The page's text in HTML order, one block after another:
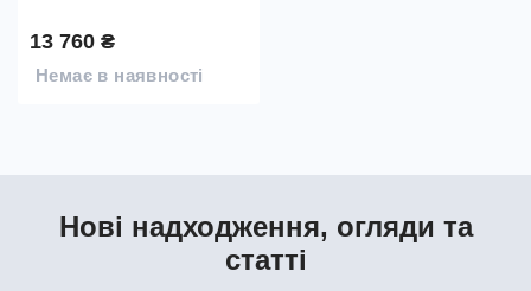
13 760 ₴
Немає в наявності
Нові надходження, огляди та
статті